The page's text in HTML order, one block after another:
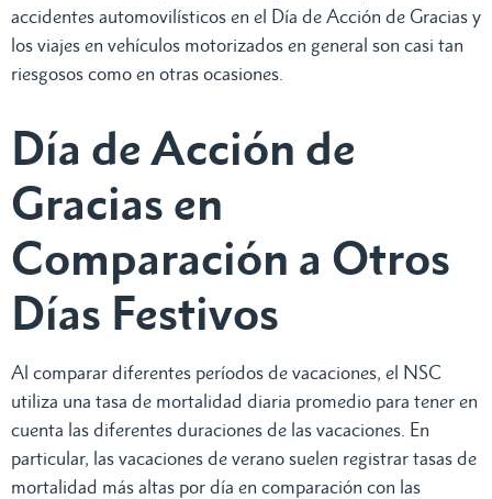
accidentes automovilísticos en el Día de Acción de Gracias y
los viajes en vehículos motorizados en general son casi tan
riesgosos como en otras ocasiones.
Día de Acción de
Gracias en
Comparación a Otros
Días Festivos
Al comparar diferentes períodos de vacaciones, el NSC
utiliza una tasa de mortalidad diaria promedio para tener en
cuenta las diferentes duraciones de las vacaciones. En
particular, las vacaciones de verano suelen registrar tasas de
mortalidad más altas por día en comparación con las